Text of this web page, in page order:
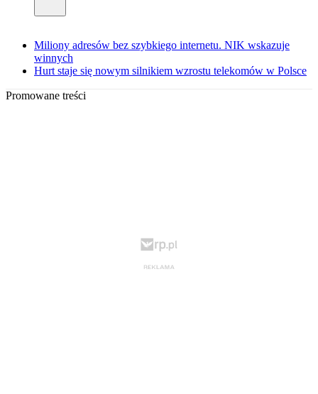
Miliony adresów bez szybkiego internetu. NIK wskazuje
winnych
Hurt staje się nowym silnikiem wzrostu telekomów w Polsce
Promowane treści